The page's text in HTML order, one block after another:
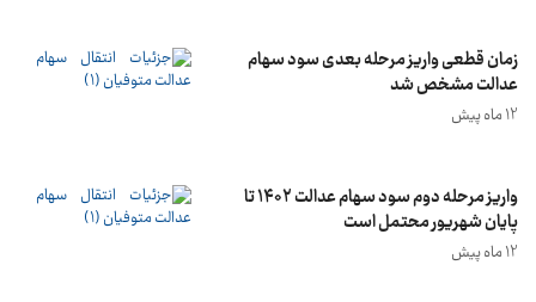
زمان قطعی واریز مرحله بعدی سود سهام
عدالت مشخص شد
12 ماه پیش
واریز مرحله دوم سود سهام عدالت ۱۴۰۲ تا
پایان شهریور محتمل است
12 ماه پیش